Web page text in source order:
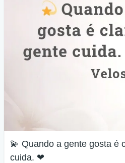
💫 Quando a gente gosta é
cuida. ❤